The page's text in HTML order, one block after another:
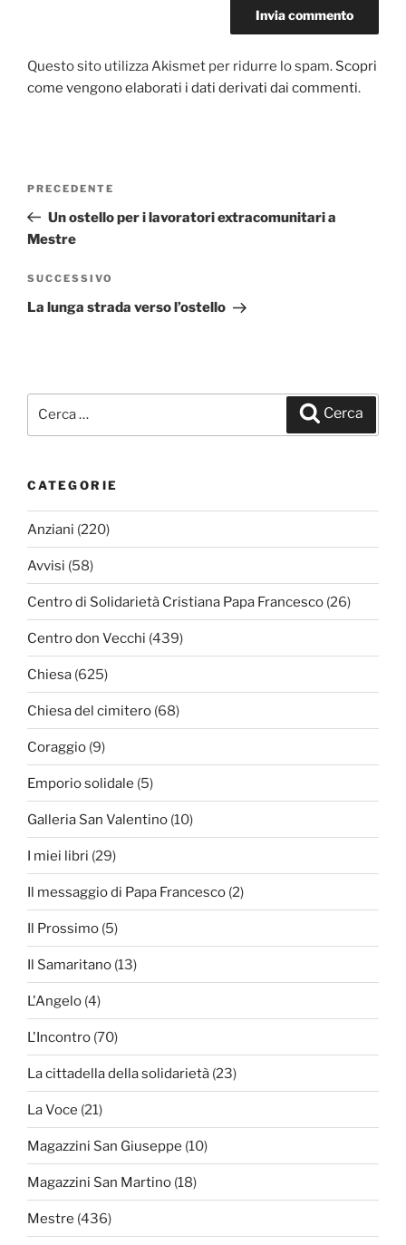
Questo sito utilizza Akismet per ridurre lo spam. Scopri
come vengono elaborati i dati derivati dai commenti.
Navigazione
Articolo
precedente:
PRECEDENTE
Un ostello per i lavoratori extracomunitari a
Mestre
Articolo
successivo
SUCCESSIVO
La lunga strada verso l’ostello
Cerca:
Cerca
CATEGORIE
Anziani (220)
Avvisi (58)
Centro di Solidarietà Cristiana Papa Francesco (26)
Centro don Vecchi (439)
Chiesa (625)
Chiesa del cimitero (68)
Coraggio (9)
Emporio solidale (5)
Galleria San Valentino (10)
I miei libri (29)
Il messaggio di Papa Francesco (2)
Il Prossimo (5)
Il Samaritano (13)
L'Angelo (4)
L'Incontro (70)
La cittadella della solidarietà (23)
La Voce (21)
Magazzini San Giuseppe (10)
Magazzini San Martino (18)
Mestre (436)